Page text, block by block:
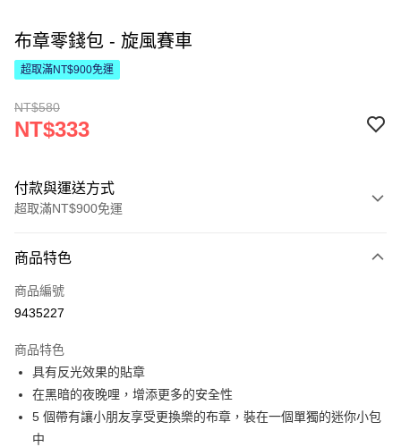
布章零錢包 - 旋風賽車
超取滿NT$900免運
NT$580
NT$333
付款與運送方式
超取滿NT$900免運
信用卡一次付款
LINE Pay
Hami Point
相關說明
「Hami Point」為中華電信所提供之點數服務，可於會員專區綁定中華電信
會員帳號後，即可在購物車使用 Hami Point 折抵消費金額 (1點等於1元)。
ATM付款
商品特色
商品編號
9435227
商品特色
具有反光效果的貼章
在黑暗的夜晚哩，增添更多的安全性
5 個帶有讓小朋友享受更換樂的布章，裝在一個單獨的迷你小包
中